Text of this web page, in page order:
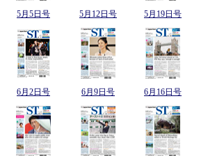
5月5日号 5月12日号 5月19日号
6月2日号 6月9日号 6月16日号